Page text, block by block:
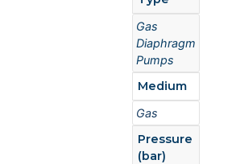
Gas
Diaphragm
Pumps
Medium
Gas
Pressure
(bar)